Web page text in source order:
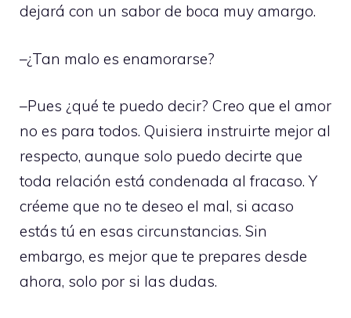
dejará con un sabor de boca muy amargo.
–¿Tan malo es enamorarse?
–Pues ¿qué te puedo decir? Creo que el amor
no es para todos. Quisiera instruirte mejor al
respecto, aunque solo puedo decirte que
toda relación está condenada al fracaso. Y
créeme que no te deseo el mal, si acaso
estás tú en esas circunstancias. Sin
embargo, es mejor que te prepares desde
ahora, solo por si las dudas.